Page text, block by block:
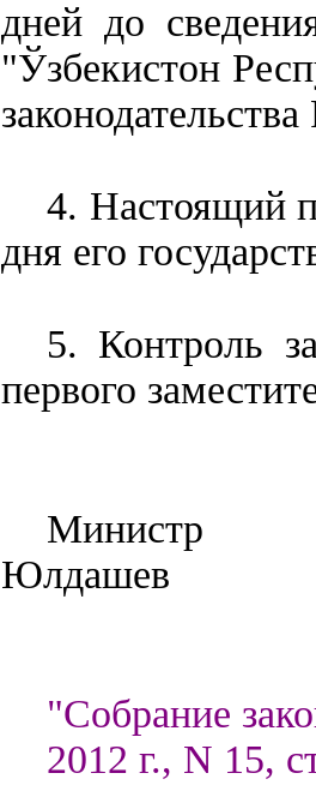
дней до
"Ўзбекистон
4. Настоящий
дня его
5. Контроль
первого
Юлдашев
"Собрание
2012 г., N 15,